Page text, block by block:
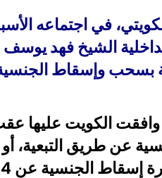
في اجتماعه
الداخلية الشيخ فهد
بسحب وإسقاط الجنسية
الكويت عليها
عن طريق التبعية،